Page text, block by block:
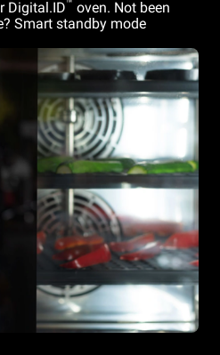
Digital.ID™ oven. Not been
Smart standby mode